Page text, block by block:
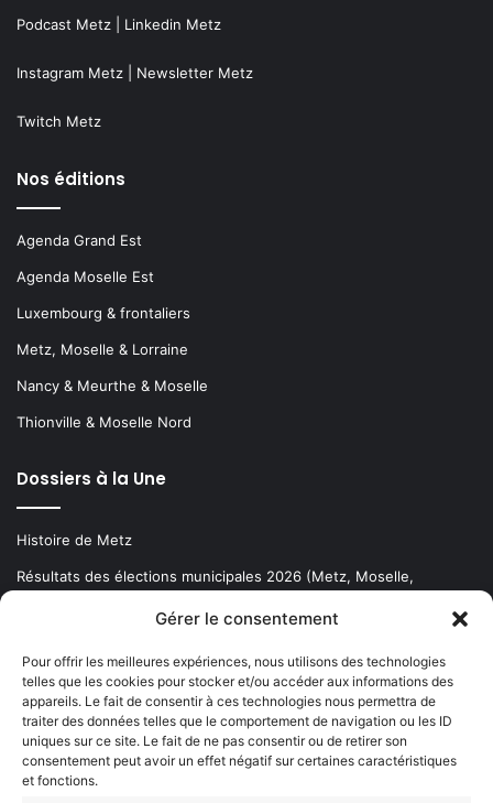
Gérer le consentement
Pour offrir les meilleures expériences, nous utilisons des technologies
telles que les cookies pour stocker et/ou accéder aux informations des
appareils. Le fait de consentir à ces technologies nous permettra de
traiter des données telles que le comportement de navigation ou les ID
uniques sur ce site. Le fait de ne pas consentir ou de retirer son
consentement peut avoir un effet négatif sur certaines caractéristiques
et fonctions.
Podcast Metz Linkedin Metz
Instagram Metz Newsletter Metz
Twitch Metz
Nos éditions
Agenda Grand Est
Agenda Moselle Est
Luxembourg & frontaliers
Metz, Moselle & Lorraine
Nancy & Meurthe & Moselle
Thionville & Moselle Nord
Dossiers à la Une
Histoire de Metz
Résultats des élections municipales 2026 (Metz, Moselle,
Newsletter gratuite